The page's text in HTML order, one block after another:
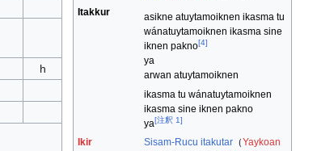
Itakkur
asikne atuytamoiknen ikasma tu
wánatuytamoiknen ikasma sine
iknen pakno[4]
ya
arwan atuytamoiknen
ikasma tu wánatuytamoiknen
ikasma sine iknen pakno
ya[注釈 1]
Ikir Sisam-Rucu itakutar （Yaykoan
h